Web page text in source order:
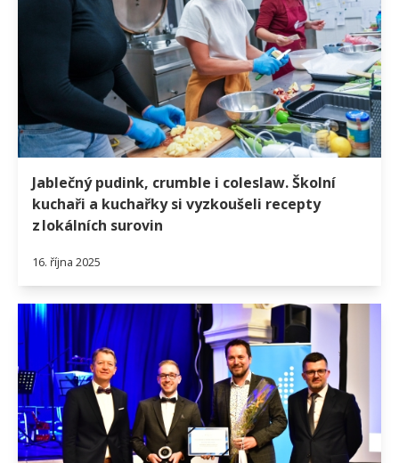
Jablečný pudink, crumble i coleslaw. Školní
kuchaři a kuchařky si vyzkoušeli recepty
z lokálních surovin
16. října 2025